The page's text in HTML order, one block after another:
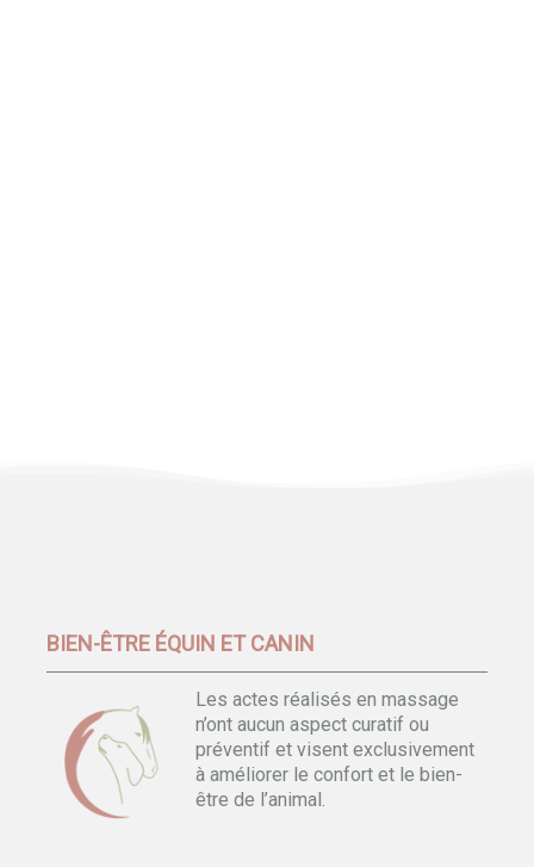
BIEN-ÊTRE ÉQUIN ET CANIN
Les actes réalisés en massage
n’ont aucun aspect curatif ou
préventif et visent exclusivement
à améliorer le confort et le bien-
être de l’animal.